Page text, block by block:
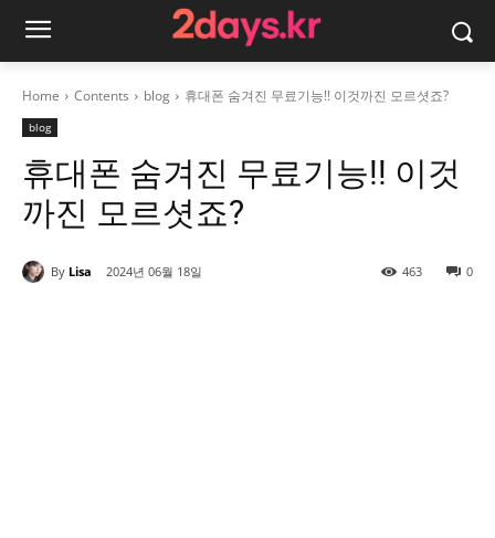
Home Contents blog 휴대폰 숨겨진 무료기능!! 이것까진 모르셧죠?
blog
휴대폰 숨겨진 무료기능!! 이것
까진 모르셧죠?
By Lisa 2024년 06월 18일 0
463